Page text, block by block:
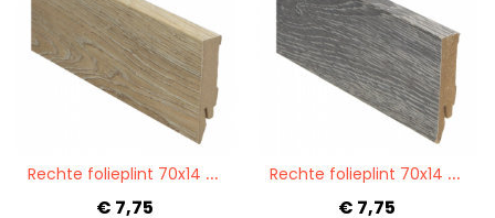
R
echte folieplint 70x14 Scarlet Oak nature PPC 27208
€ 7,75
R
echte folieplint 70x14 Scarlet Oak dark grey PPC 27207
€ 7,75